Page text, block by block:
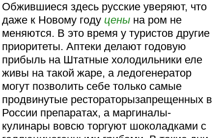
Обжившиеся здесь русские уверяют, что
даже к Новому году цены на ром не
меняются. В это время у туристов другие
приоритеты. Аптеки делают годовую
прибыль на Штатные холодильники еле
живы на такой жаре, а ледогенератор
могут позволить себе только самые
продвинутые рестораторызапрещенных в
России препаратах, а маргиналы-
кулинары вовсю торгуют шоколадками с